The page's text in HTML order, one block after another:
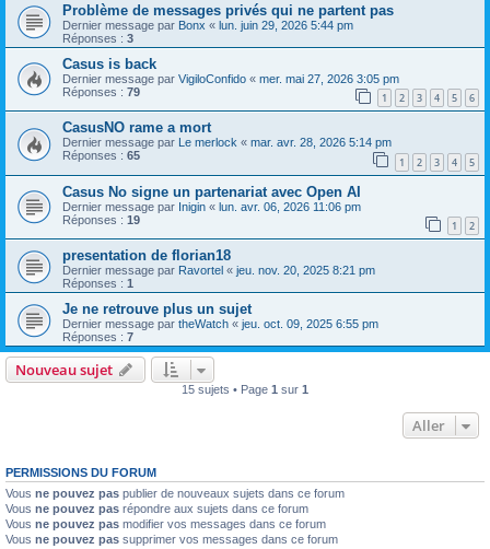
Problème de messages privés qui ne partent pas
Dernier message par Bonx « lun. juin 29, 2026 5:44 pm
Réponses : 3
Casus is back
Dernier message par VigiloConfido « mer. mai 27, 2026 3:05 pm
Réponses : 79 1 2 3 4 5 6
CasusNO rame a mort
Dernier message par Le merlock « mar. avr. 28, 2026 5:14 pm
Réponses : 65 1 2 3 4 5
Casus No signe un partenariat avec Open AI
Dernier message par Inigin « lun. avr. 06, 2026 11:06 pm
Réponses : 19 1 2
presentation de florian18
Dernier message par Ravortel « jeu. nov. 20, 2025 8:21 pm
Réponses : 1
Je ne retrouve plus un sujet
Dernier message par theWatch « jeu. oct. 09, 2025 6:55 pm
Réponses : 7
Nouveau sujet
15 sujets • Page 1 sur 1
Aller
PERMISSIONS DU FORUM
Vous ne pouvez pas publier de nouveaux sujets dans ce forum
Vous ne pouvez pas répondre aux sujets dans ce forum
Vous ne pouvez pas modifier vos messages dans ce forum
Vous ne pouvez pas supprimer vos messages dans ce forum